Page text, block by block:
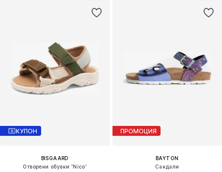
КУПОН
BISGAARD
Отворени обувки 'Nico'
ПРОМОЦИЯ
BAYTON
Сандали